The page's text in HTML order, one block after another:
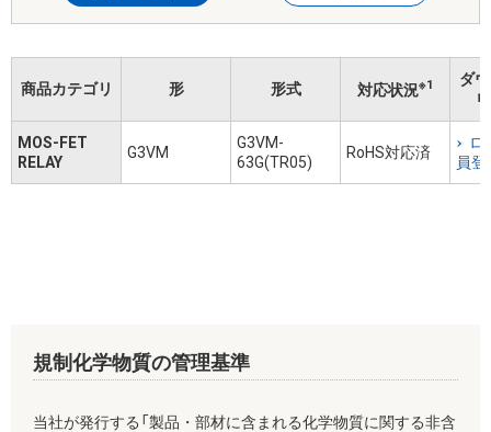
商品カテゴリ 形 形式 対応状況※1
ダ
MOS-FET
RELAY
G3VM
G3VM-
63G(TR05)
RoHS対応済
ロ
員登
規制化学物質の管理基準
当社が発行する「製品・部材に含まれる化学物質に関する非含